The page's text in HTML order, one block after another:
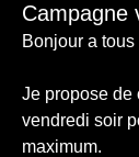
Campagne
Bonjour a tous
Je propose de
vendredi soir
maximum.